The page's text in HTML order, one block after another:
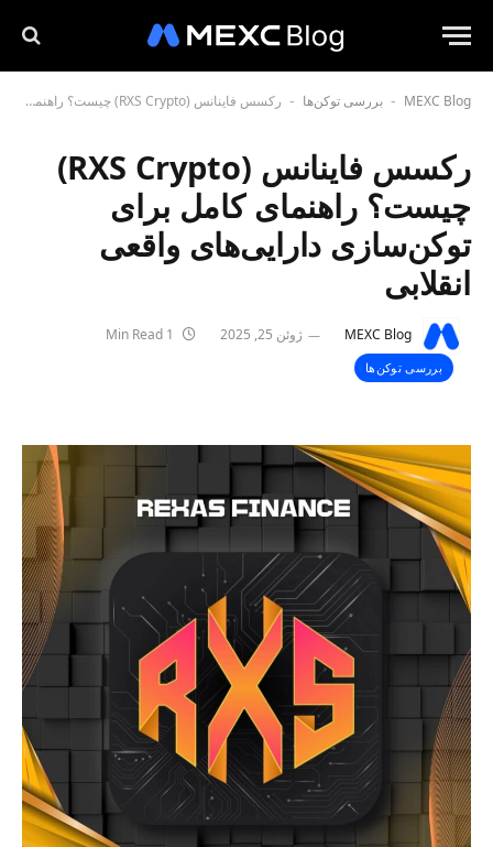
MEXC Blog
- بررسی توکن‌ها - رکسس فاینانس (RXS Crypto) چیست؟ راهنمای کامل برای توکن‌سازی دارایی‌های واقعی انقلابی
رکسس فاینانس (RXS Crypto)
چیست؟ راهنمای کامل برای
توکن‌سازی دارایی‌های واقعی
انقلابی
MEXC Blog ژوئن 25, 2025
بررسی توکن‌ها